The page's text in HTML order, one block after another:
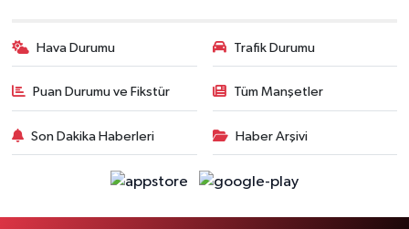
Hava Durumu Trafik Durumu
Puan Durumu ve Fikstür Tüm Manşetler
Son Dakika Haberleri Haber Arşivi